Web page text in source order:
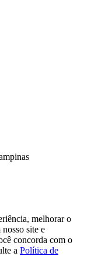
melhorar o
site e
concorda com o
a Política de